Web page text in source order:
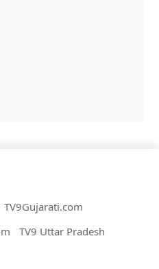
TV9Gujarati.com
TV9 Uttar Pradesh